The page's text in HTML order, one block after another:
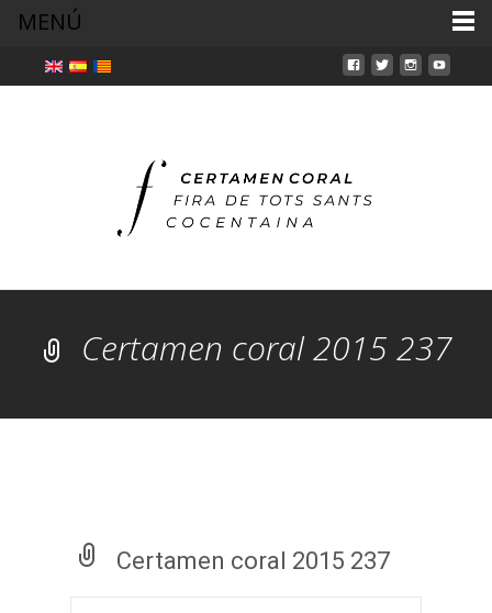
Certamen coral 2015 237
Certamen coral 2015 237
MENÚ